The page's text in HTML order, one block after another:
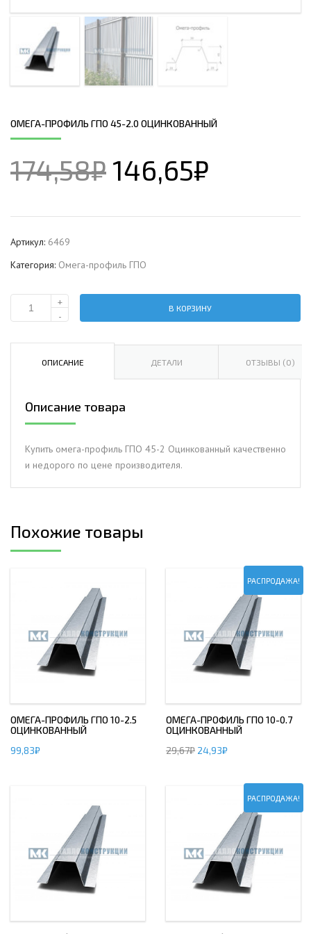
ОМЕГА-ПРОФИЛЬ ГПО 45-2.0 ОЦИНКОВАННЫЙ
174,58₽ 146,65₽
Артикул: 6469
Категория: Омега-профиль ГПО
Количество
профиль
Оцинкованный
+
-
В КОРЗИНУ
ОПИСАНИЕ ДЕТАЛИ ОТЗЫВЫ (0)
Описание товара
Купить омега-профиль ГПО 45-2 Оцинкованный качественно
и недорого по цене производителя.
Похожие товары
ОМЕГА-ПРОФИЛЬ ГПО 10-2.5
ОЦИНКОВАННЫЙ
99,83₽
РАСПРОДАЖА!
ОМЕГА-ПРОФИЛЬ ГПО 10-0.7
ОЦИНКОВАННЫЙ
29,67₽ 24,93₽
РАСПРОДАЖА!